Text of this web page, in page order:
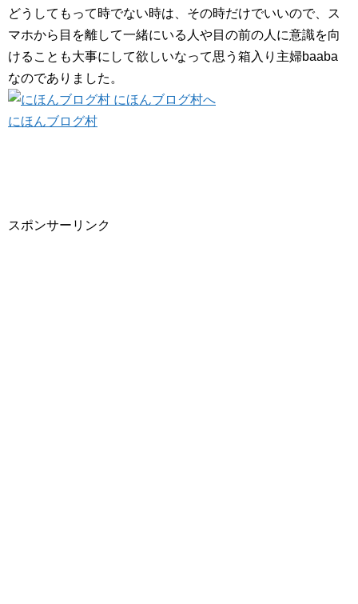
どうしてもって時でない時は、その時だけでいいので、ス
マホから目を離して一緒にいる人や目の前の人に意識を向
けることも大事にして欲しいなって思う箱入り主婦baaba
なのでありました。
にほんブログ村
スポンサーリンク